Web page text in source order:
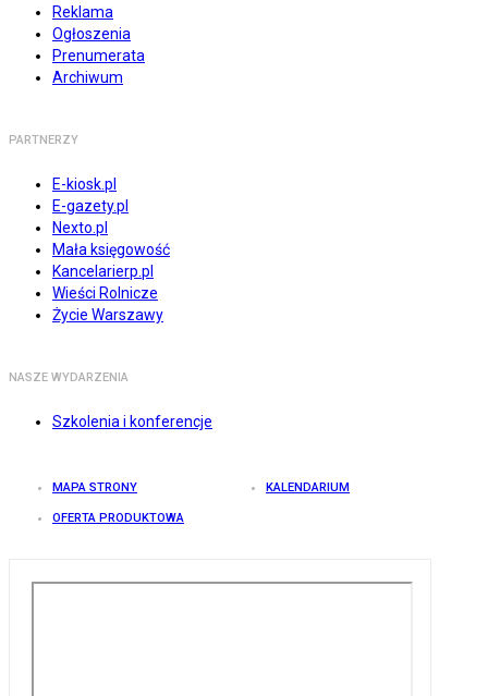
Reklama
Ogłoszenia
Prenumerata
Archiwum
PARTNERZY
E-kiosk.pl
E-gazety.pl
Nexto.pl
Mała księgowość
Kancelarierp.pl
Wieści Rolnicze
Życie Warszawy
NASZE WYDARZENIA
Szkolenia i konferencje
MAPA STRONY KALENDARIUM
OFERTA PRODUKTOWA